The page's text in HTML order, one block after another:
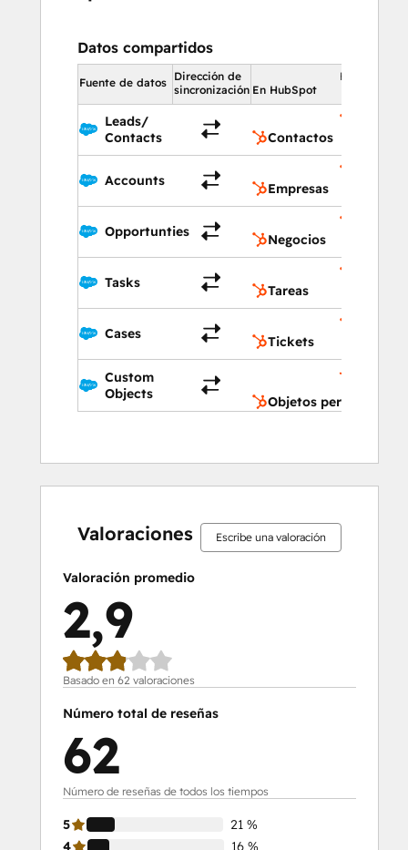
Datos compartidos
Fuente de datos Dirección de
sincronización
En HubSpot
En HubSpot
Leads/
Contacts
Contactos
Accounts
Empresas
Opportunties
Negocios
Tasks
Tareas
Cases
Tickets
Custom
Objects
Objetos
Valoraciones Escribe una valoración
Valoración promedio
2,9
Basado en 62 valoraciones
Número total de reseñas
62
Número de reseñas de todos los tiempos
5
21 %
4
16 %